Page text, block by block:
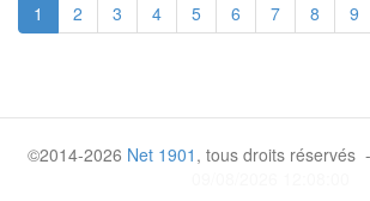
1 2 3 4 5 6 7 8 9
©2014-2026 Net 1901 , tous droits réservés -